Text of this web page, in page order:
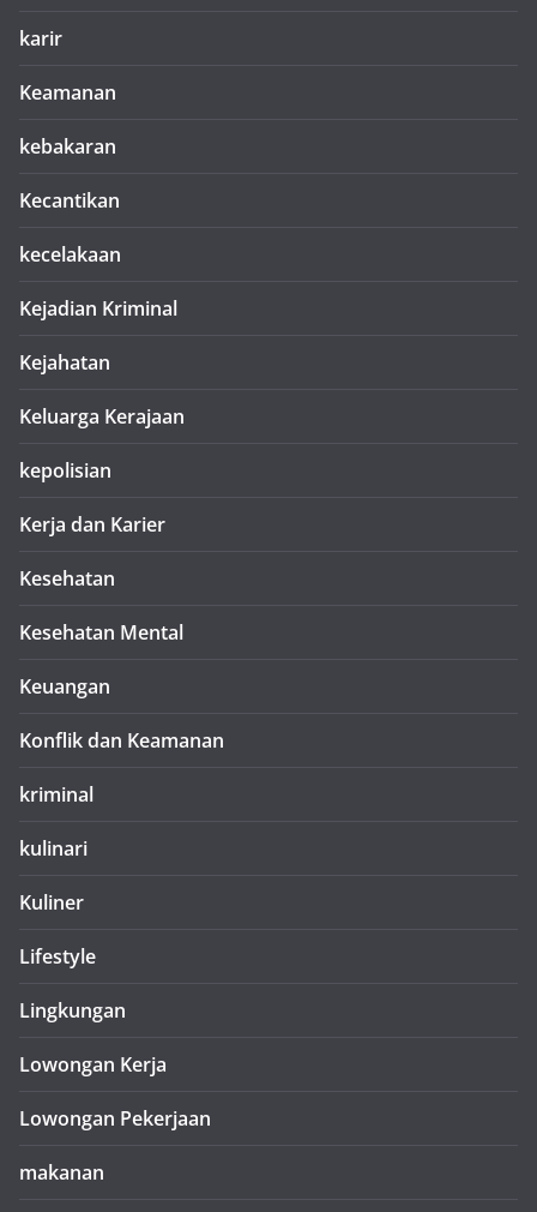
karir
Keamanan
kebakaran
Kecantikan
kecelakaan
Kejadian Kriminal
Kejahatan
Keluarga Kerajaan
kepolisian
Kerja dan Karier
Kesehatan
Kesehatan Mental
Keuangan
Konflik dan Keamanan
kriminal
kulinari
Kuliner
Lifestyle
Lingkungan
Lowongan Kerja
Lowongan Pekerjaan
makanan